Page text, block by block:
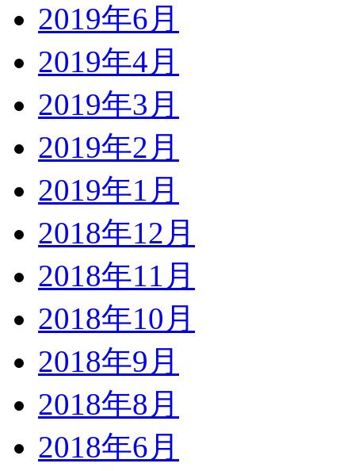
2019年6月
2019年4月
2019年3月
2019年2月
2019年1月
2018年12月
2018年11月
2018年10月
2018年9月
2018年8月
2018年6月